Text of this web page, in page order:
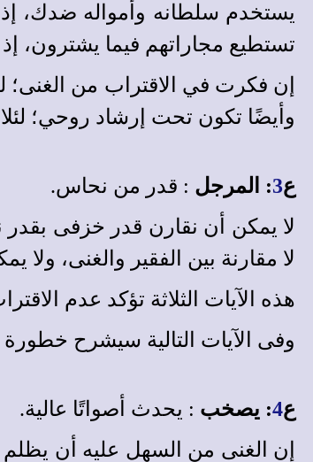
يستخدم سلطانه وأمواله ضدك،
تستطيع مجاراتهم فيما يشترون،
إن فكرت في الاقتراب من الغنى؛
وأيضًا تكون تحت إرشاد روحي؛
ع3: المرجل : قدر من نحاس.
لا يمكن أن نقارن قدر خزفى
لا مقارنة بين الفقير والغنى،
هذه الآيات الثلاثة تؤكد عدم
وفى الآيات التالية سيشرح خطورة
ع4: يصخب : يحدث أصواتًا عالية.
إن الغنى من السهل عليه أن يظلم